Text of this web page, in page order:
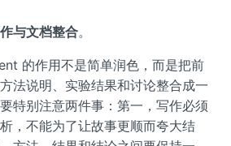
与文档整合。
的作用不是简单润色，而是把前
法说明、实验结果和讨论整合成一
特别注意两件事：第一，写作必须
，不能为了让故事更顺而夸大结